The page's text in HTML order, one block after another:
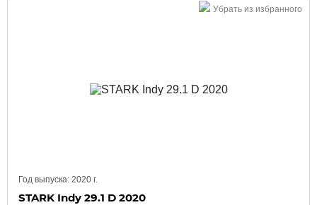
Убрать из избранного
Год выпуска: 2020 г.
STARK Indy 29.1 D 2020